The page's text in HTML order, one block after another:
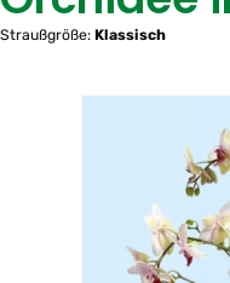
Straußgröße: Klassisch